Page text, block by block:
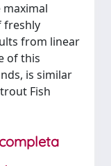
freshly
from linear
of this
is similar
Fish